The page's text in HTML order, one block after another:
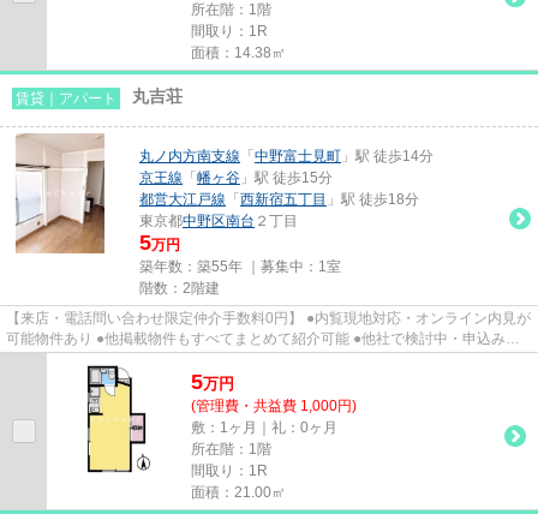
所在階：1階
間取り：1R
面積：14.38㎡
賃貸｜アパート 丸吉荘
丸ノ内方南支線 「 中野富士見町 」駅 徒歩14分
京王線 「 幡ヶ谷 」駅 徒歩15分
都営大江戸線 「 西新宿五丁目 」駅 徒歩18分
東京都中野区南台 ２丁目
5万円
築年数：築55年 ｜募集中： 1室
階数：2階建
【来店・電話問い合わせ限定仲介手数料0円】 ●内覧現地対応・オンライン内見が
可能物件あり ●他掲載物件もすべてまとめて紹介可能 ●他社で検討中・申込み済
5万円
(管理費・共益費 1,000円)
敷：1ヶ月｜礼：0ヶ月
所在階：1階
間取り：1R
面積：21.00㎡